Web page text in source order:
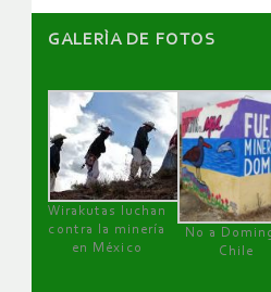
GALERÌA DE FOTOS
Wirakutas luchan
contra la minería
en México
No a
Chile